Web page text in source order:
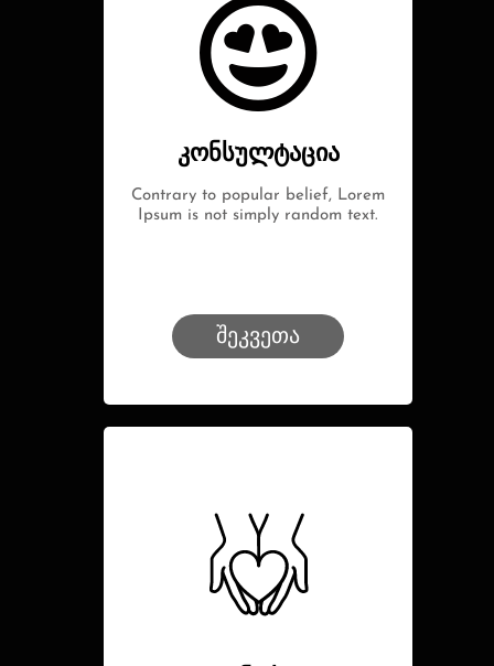
კონსულტაცია
Contrary to popular belief, Lorem
Ipsum is not simply random text.
შეკვეთა